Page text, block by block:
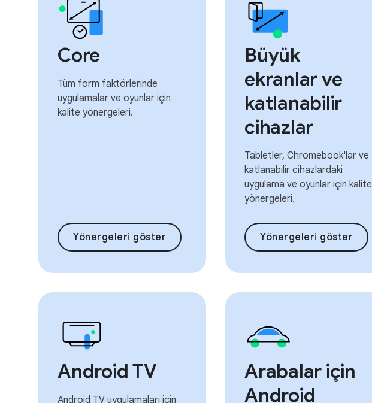
Core
Tüm form faktörlerinde
uygulamalar ve oyunlar için
kalite yönergeleri.
Yönergeleri göster
Büyük
ekranlar ve
katlanabilir
cihazlar
Tabletler, Chromebook'lar ve
katlanabilir cihazlardaki
uygulama ve oyunlar için kalite
yönergeleri.
Yönergeleri göster
Android TV
Android TV uygulamaları için
Arabalar için
Android